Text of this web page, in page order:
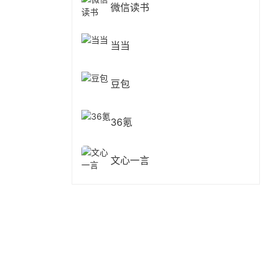
微信读书
当当
豆包
36氪
文心一言